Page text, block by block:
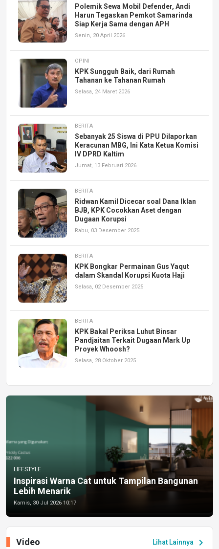
Polemik Sewa Mobil Defender, Andi
Harun Tegaskan Pemkot Samarinda
Siap Kerja Sama dengan APH
Senin, 20 April 2026
OPINI
KPK Sungguh Baik, dari Rumah
Tahanan ke Tahanan Rumah
Selasa, 24 Maret 2026
BERITA
Sebanyak 25 Siswa di PPU Dilaporkan
Keracunan MBG, Ini Kata Ketua Komisi
IV DPRD Kaltim
Jumat, 13 Februari 2026
BERITA
Ridwan Kamil Dicecar soal Dana Iklan
BJB, KPK Cocokkan Aset dengan
Dugaan Korupsi
Rabu, 03 Desember 2025
BERITA
KPK Bongkar Permainan Gus Yaqut
dalam Skandal Korupsi Kuota Haji
Selasa, 02 Desember 2025
BERITA
KPK Bakal Periksa Luhut Binsar
Pandjaitan Terkait Dugaan Mark Up
Proyek Whoosh?
Selasa, 28 Oktober 2025
LIFESTYLE
Inspirasi Warna Cat untuk Tampilan Bangunan
Lebih Menarik
Kamis, 30 Jul 2026 10:17
Lihat Lainnya chevron_right
Video